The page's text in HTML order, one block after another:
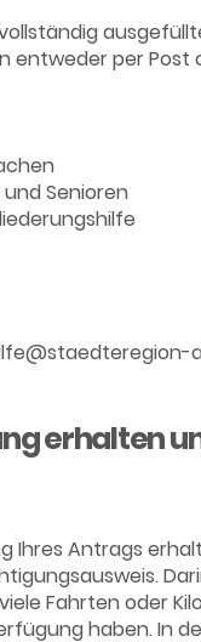
entweder per Post
Senioren
erhalten
Ihres Antrags
Fahrten oder
haben. In